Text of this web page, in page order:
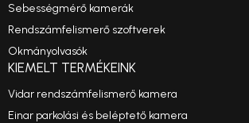
Sebességmérő kamerák
Rendszámfelismerő szoftverek
Okmányolvasók
KIEMELT TERMÉKEINK
Vidar rendszámfelismerő kamera
Einar parkolási és beléptető kamera